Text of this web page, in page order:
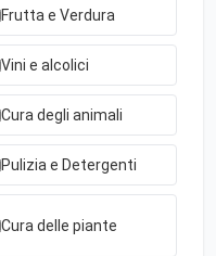
Frutta e Verdura
Vini e alcolici
Cura degli animali
Pulizia e Detergenti
Cura delle piante